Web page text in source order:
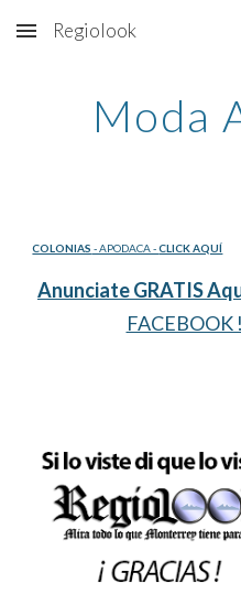
Skip to main content
Regiolook
Moda
COLONIAS - APODACA - CLICK AQUÍ
Anunciate GRATIS
FACEBOOK